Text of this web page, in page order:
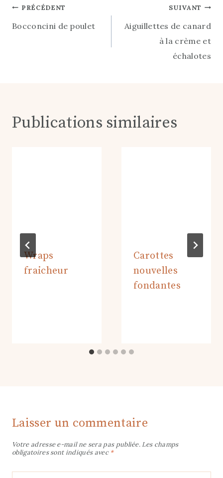
publication :
Navigation
de
PRÉCÉDENT
Bocconcini de poulet
SUIVANT
Aiguillettes de canard
à la crème et
échalotes
Publications similaires
Wraps
fraicheur
Carottes
nouvelles
fondantes
Laisser un commentaire
Votre adresse e-mail ne sera pas publiée. Les champs
obligatoires sont indiqués avec *